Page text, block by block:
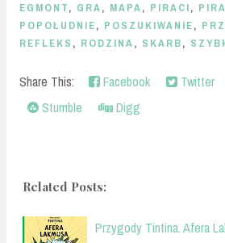
EGMONT, GRA, MAPA, PIRACI,
POPOŁUDNIE, POSZUKIWANIE,
REFLEKS , RODZINA, SKARB,
Share This: Facebook Twitter
Stumble
Digg
Related Posts:
Przygody Tintina. Afera